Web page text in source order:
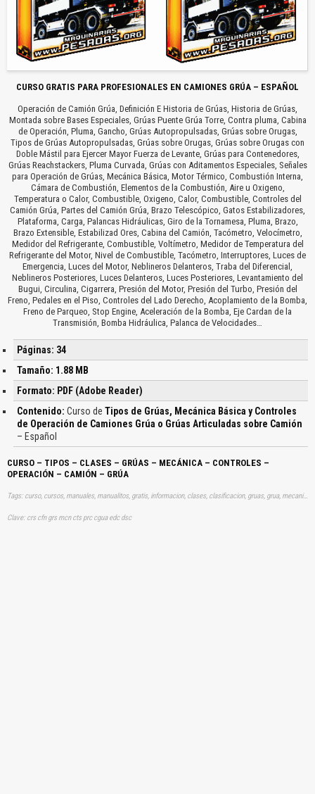
CURSO GRATIS PARA PROFESIONALES EN CAMIONES GRÚA – ESPAÑOL
Operación de Camión Grúa, Definición E Historia de Grúas, Historia de Grúas,
Montada sobre Bases Especiales, Grúas Puente Grúa Torre, Contra pluma, Cabina
de Operación, Pluma, Gancho, Grúas Autopropulsadas, Grúas sobre Orugas,
Tipos de Grúas Autopropulsadas, Grúas sobre Orugas, Grúas sobre Orugas con
Doble Mástil para Ejercer Mayor Fuerza de Levante, Grúas para Contenedores,
Grúas Reachstackers, Pluma Curvada, Grúas con Aditamentos Especiales, Señales
para Operación de Grúas, Mecánica Básica, Motor Térmico, Combustión Interna,
Cámara de Combustión, Elementos de la Combustión, Aire u Oxigeno,
Temperatura o Calor, Combustible, Oxigeno, Calor, Combustible, Controles del
Camión Grúa, Partes del Camión Grúa, Brazo Telescópico, Gatos Estabilizadores,
Plataforma, Carga, Palancas Hidráulicas, Giro de la Tornamesa, Pluma, Brazo,
Brazo Extensible, Estabilizad Ores, Cabina del Camión, Tacómetro, Velocímetro,
Medidor del Refrigerante, Combustible, Voltímetro, Medidor de Temperatura del
Refrigerante del Motor, Nivel de Combustible, Tacómetro, Interruptores, Luces de
Emergencia, Luces del Motor, Neblineros Delanteros, Traba del Diferencial,
Neblineros Posteriores, Luces Delanteros, Luces Posteriores, Levantamiento del
Bugui, Circulina, Cigarrera, Presión del Motor, Presión del Turbo, Presión del
Freno, Pedales en el Piso, Controles del Lado Derecho, Acoplamiento de la Bomba,
Freno de Parqueo, Stop Engine, Aceleración de la Bomba, Eje Cardan de la
Transmisión, Bomba Hidráulica, Palanca de Velocidades…
Páginas: 34
Tamaño: 1.88 MB
Formato: PDF (Adobe Reader)
Contenido: Curso de Tipos de Grúas, Mecánica Básica y Controles
de Operación de Camiones Grúa o Grúas Articuladas sobre Camión
– Español
CURSO – TIPOS – CLASES – GRÚAS – MECÁNICA – CONTROLES –
OPERACIÓN – CAMIÓN – GRÚA
Tags: curso, cursos, manuales, manualitos, gratis, informacion, clases, clasificacion, gruas, grua, mecanica, basica, operacion, articulados, camion, aprender, descargas
Clave: crs cfn grs mcn cts prc cgua edc dsc